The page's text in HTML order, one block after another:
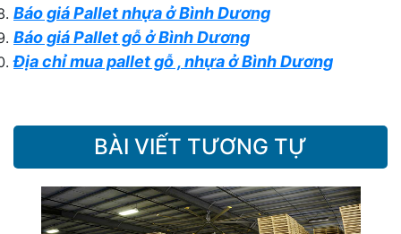
Báo giá Pallet nhựa ở Bình Dương
Báo giá Pallet gỗ ở Bình Dương
Địa chỉ mua pallet gỗ , nhựa ở Bình Dương
BÀI VIẾT TƯƠNG TỰ